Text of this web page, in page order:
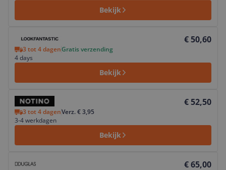
Bekijk
€ 50,60
3 tot 4 dagenGratis verzending
4 days
Bekijk
€ 52,50
3 tot 4 dagenVerz. € 3,95
3-4 werkdagen
Bekijk
Bekijk product
€ 65,00